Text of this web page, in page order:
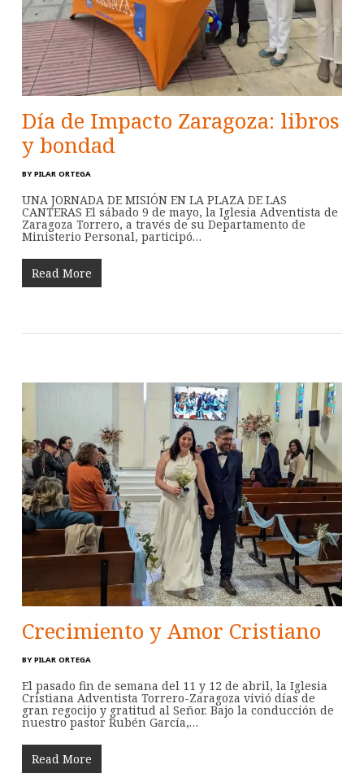
Día de Impacto Zaragoza: libros
y bondad
BY PILAR ORTEGA
UNA JORNADA DE MISIÓN EN LA PLAZA DE LAS
CANTERAS El sábado 9 de mayo, la Iglesia Adventista de
Zaragoza Torrero, a través de su Departamento de
Ministerio Personal, participó…
Read More
Crecimiento y Amor Cristiano
BY PILAR ORTEGA
El pasado fin de semana del 11 y 12 de abril, la Iglesia
Cristiana Adventista Torrero-Zaragoza vivió días de
gran regocijo y gratitud al Señor. Bajo la conducción de
nuestro pastor Rubén García,…
Read More